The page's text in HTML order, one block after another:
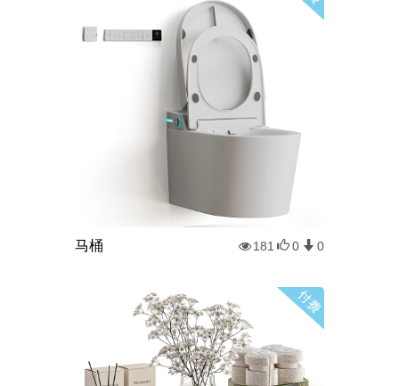
马桶 181 0 0